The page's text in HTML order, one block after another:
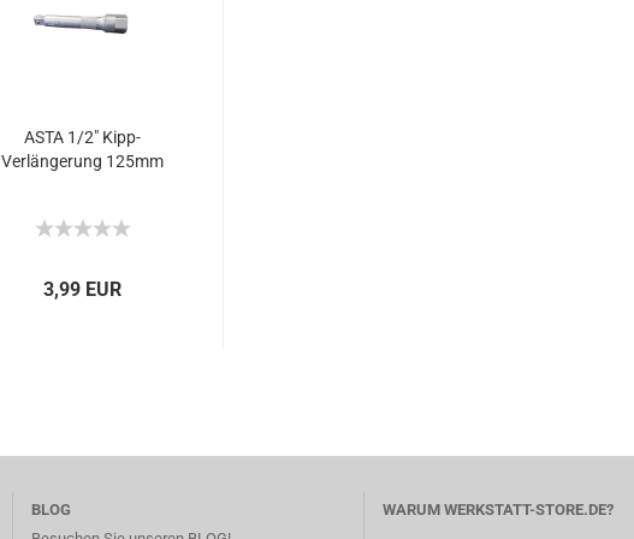
ASTA 1/2″ Kipp-
Verlängerung 125mm
3,99 EUR
BLOG
WARUM WERKSTATT-STORE.DE?